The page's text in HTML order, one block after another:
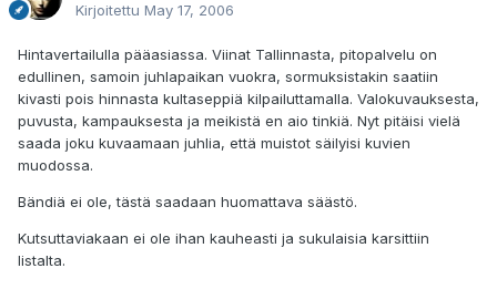
Kirjoitettu May 17, 2006
Hintavertailulla pääasiassa. Viinat Tallinnasta, pitopalvelu on
edullinen, samoin juhlapaikan vuokra, sormuksistakin saatiin
kivasti pois hinnasta kultaseppiä kilpailuttamalla. Valokuvauksesta,
puvusta, kampauksesta ja meikistä en aio tinkiä. Nyt pitäisi vielä
saada joku kuvaamaan juhlia, että muistot säilyisi kuvien
muodossa.
Bändiä ei ole, tästä saadaan huomattava säästö.
Kutsuttaviakaan ei ole ihan kauheasti ja sukulaisia karsittiin
listalta.